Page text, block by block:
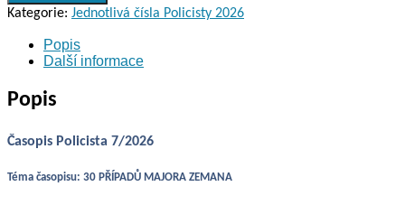
Kategorie: Jednotlivá čísla Policisty 2026
Popis
Další informace
Popis
Časopis Policista 7/2026
Téma časopisu: 30 PŘÍPADŮ MAJORA ZEMANA